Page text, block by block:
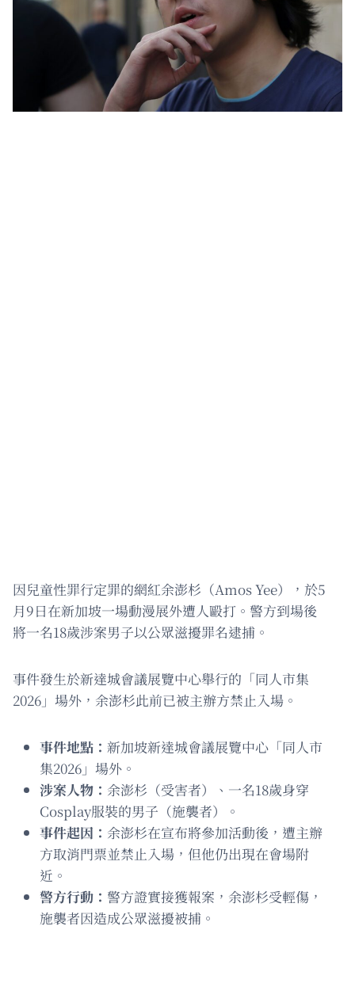
因兒童性罪行定罪的網紅余澎杉（Amos Yee），於5
月9日在新加坡一場動漫展外遭人毆打。警方到場後
將一名18歲涉案男子以公眾滋擾罪名逮捕。
事件發生於新達城會議展覽中心舉行的「同人市集
2026」場外，余澎杉此前已被主辦方禁止入場。
事件地點： 新加坡新達城會議展覽中心「同人市
集2026」場外。
涉案人物： 余澎杉（受害者）、一名18歲身穿
Cosplay服裝的男子（施襲者）。
事件起因： 余澎杉在宣布將參加活動後，遭主辦
方取消門票並禁止入場，但他仍出現在會場附
近。
警方行動： 警方證實接獲報案，余澎杉受輕傷，
施襲者因造成公眾滋擾被捕。